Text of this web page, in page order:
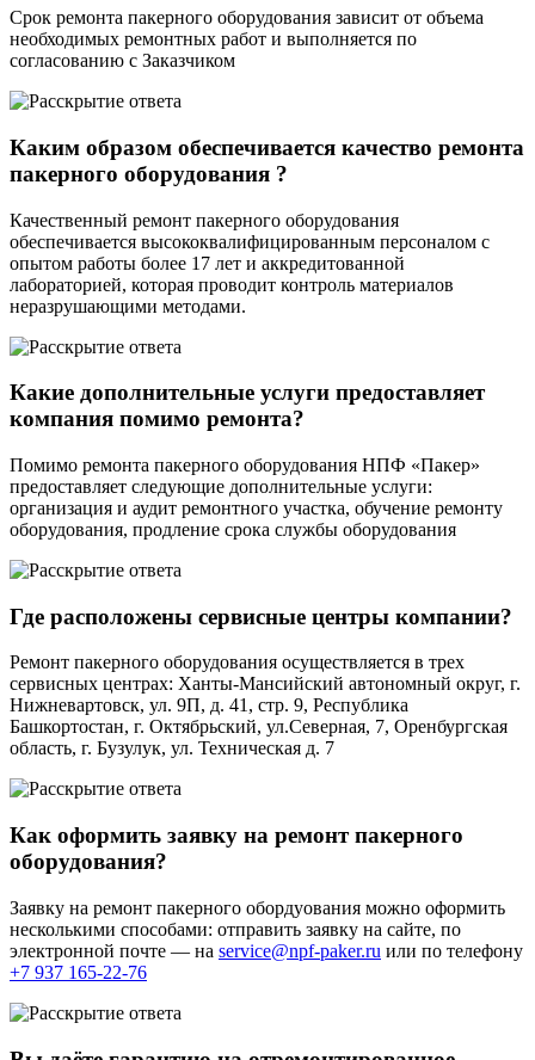
Срок ремонта пакерного оборудования зависит от объема
необходимых ремонтных работ и выполняется по
согласованию с Заказчиком
Каким образом обеспечивается качество ремонта
пакерного оборудования ?
Качественный ремонт пакерного оборудования
обеспечивается высококвалифицированным персоналом с
опытом работы более 17 лет и аккредитованной
лабораторией, которая проводит контроль материалов
неразрушающими методами.
Какие дополнительные услуги предоставляет
компания помимо ремонта?
Помимо ремонта пакерного оборудования НПФ «Пакер»
предоставляет следующие дополнительные услуги:
организация и аудит ремонтного участка, обучение ремонту
оборудования, продление срока службы оборудования
Где расположены сервисные центры компании?
Ремонт пакерного оборудования осуществляется в трех
сервисных центрах: Ханты-Мансийский автономный округ, г.
Нижневартовск, ул. 9П, д. 41, стр. 9, Республика
Башкортостан, г. Октябрьский, ул.Северная, 7, Оренбургская
область, г. Бузулук, ул. Техническая д. 7
Как оформить заявку на ремонт пакерного
оборудования?
Заявку на ремонт пакерного обордуования можно оформить
несколькими способами: отправить заявку на сайте, по
электронной почте — на service@npf-paker.ru или по телефону
+7 937 165-22-76